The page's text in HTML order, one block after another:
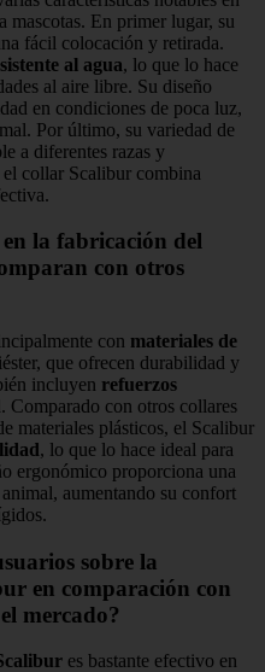
mascotas. En primer lugar, su
fácil colocación y retirada.
al agua, lo que lo hace
al aire libre. Su diseño
en condiciones de poca luz,
Por último, su variedad de
a diferentes razas y
el collar Scalibur combina
la fabricación del
con otros
con materiales de
que ofrecen durabilidad y
incluyen refuerzos
Comparado con otros collares
materiales plásticos, el Scalibur
, lo que lo hace ideal para
ergonómico proporciona una
aumentando su confort
sobre la
en comparación con
mercado?
es bastante efectivo en